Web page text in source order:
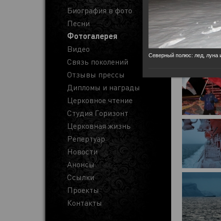
Биография в фото
Песни
Фотогалерея
Видео
Связь поколений
Отзывы прессы
Дипломы и награды
Церковное чтение
Студия Горизонт
Церковная жизнь
Репертуар
Новости
Анонсы
Ссылки
Проекты
Контакты
Северный полюс: лед, луна